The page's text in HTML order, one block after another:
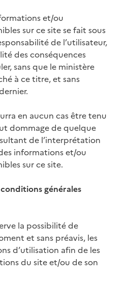
et/ou
sur ce site se fait sous
de l’utilisateur,
des conséquences
sans que le ministère
à ce titre, et sans
en aucun cas être tenu
dommage de quelque
de l’interprétation
informations et/ou
sur ce site.
générales
la possibilité de
et sans préavis, les
d’utilisation afin de les
du site et/ou de son